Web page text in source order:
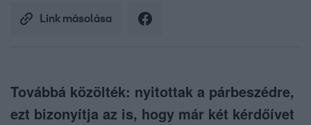
Link másolása
Továbbá közölték: nyitottak a párbeszédre,
ezt bizonyítja az is, hogy már két kérdőívet